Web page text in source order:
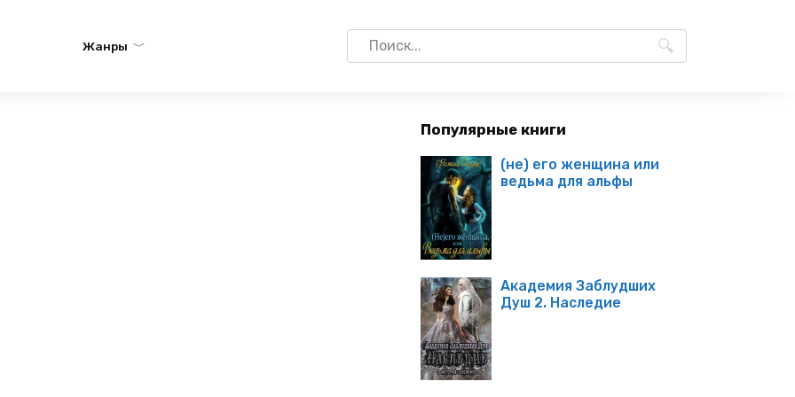
Жанры
Search
for:
Популярные книги
(не) его женщина или
ведьма для альфы
Академия Заблудших
Душ 2. Наследие